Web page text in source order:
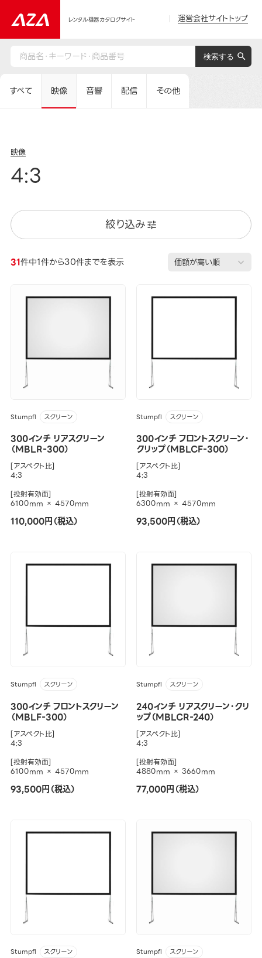
レンタル機器カタログサイト 運営会社サイトトップ
すべて 映像 音響 配信 その他
映像
4:3
絞り込み
31件中1件から30件までを表示
Stumpfl スクリーン
300インチ リアスクリーン
（MBLR-300）
[アスペクト比]
4:3
[投射有効面]
6100mm × 4570mm
110,000円（税込）
Stumpfl スクリーン
300インチ フロントスクリーン・
クリップ（MBLCF-300）
[アスペクト比]
4:3
[投射有効面]
6300mm × 4570mm
93,500円（税込）
Stumpfl スクリーン
300インチ フロントスクリーン
（MBLF-300）
[アスペクト比]
4:3
[投射有効面]
6100mm × 4570mm
93,500円（税込）
Stumpfl スクリーン
240インチ リアスクリーン・クリ
ップ（MBLCR-240）
[アスペクト比]
4:3
[投射有効面]
4880mm × 3660mm
77,000円（税込）
Stumpfl スクリーン Stumpfl スクリーン